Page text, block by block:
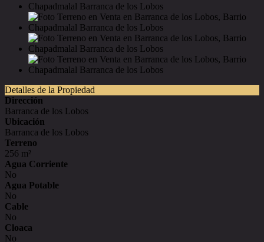
Detalles de la Propiedad
Dirección
Barranca de los Lobos
Ubicación
Barranca de los Lobos
Terreno
256 m²
Agua Corriente
No
Agua Potable
No
Cable
No
Cloaca
No